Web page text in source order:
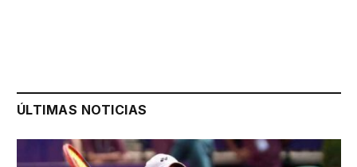
ÚLTIMAS NOTICIAS